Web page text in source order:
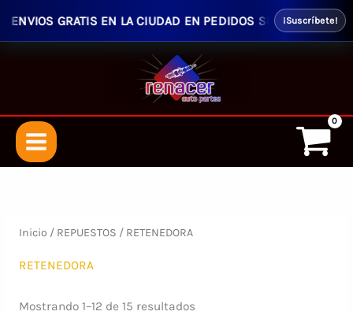
GRATIS EN LA CIUDAD EN PEDIDOS SUPERIORES¡Suscríbete!
Inicio / REPUESTOS / RETENEDORA
RETENEDORA
Mostrando 1–12 de 15 resultadosOrdenado